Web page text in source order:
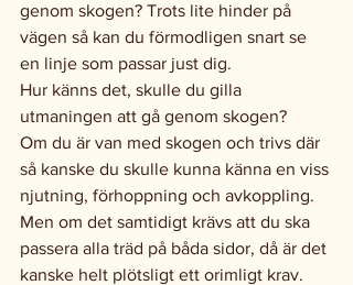
genom skogen? Trots lite hinder på
vägen så kan du förmodligen snart se
en linje som passar just dig.
Hur känns det, skulle du gilla
utmaningen att gå genom skogen?
Om du är van med skogen och trivs där
så kanske du skulle kunna känna en viss
njutning, förhoppning och avkoppling.
Men om det samtidigt krävs att du ska
passera alla träd på båda sidor, då är det
kanske helt plötsligt ett orimligt krav.